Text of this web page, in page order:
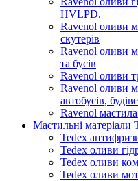
HVLPD.
Ravenol оливи
скутерів
Ravenol оливи
та бусів
Ravenol оливи
Ravenol оливи
автобусів,
Ravenol
Мастильні матеріали
Tedex
Tedex оливи
Tedex оливи
Tedex оливи